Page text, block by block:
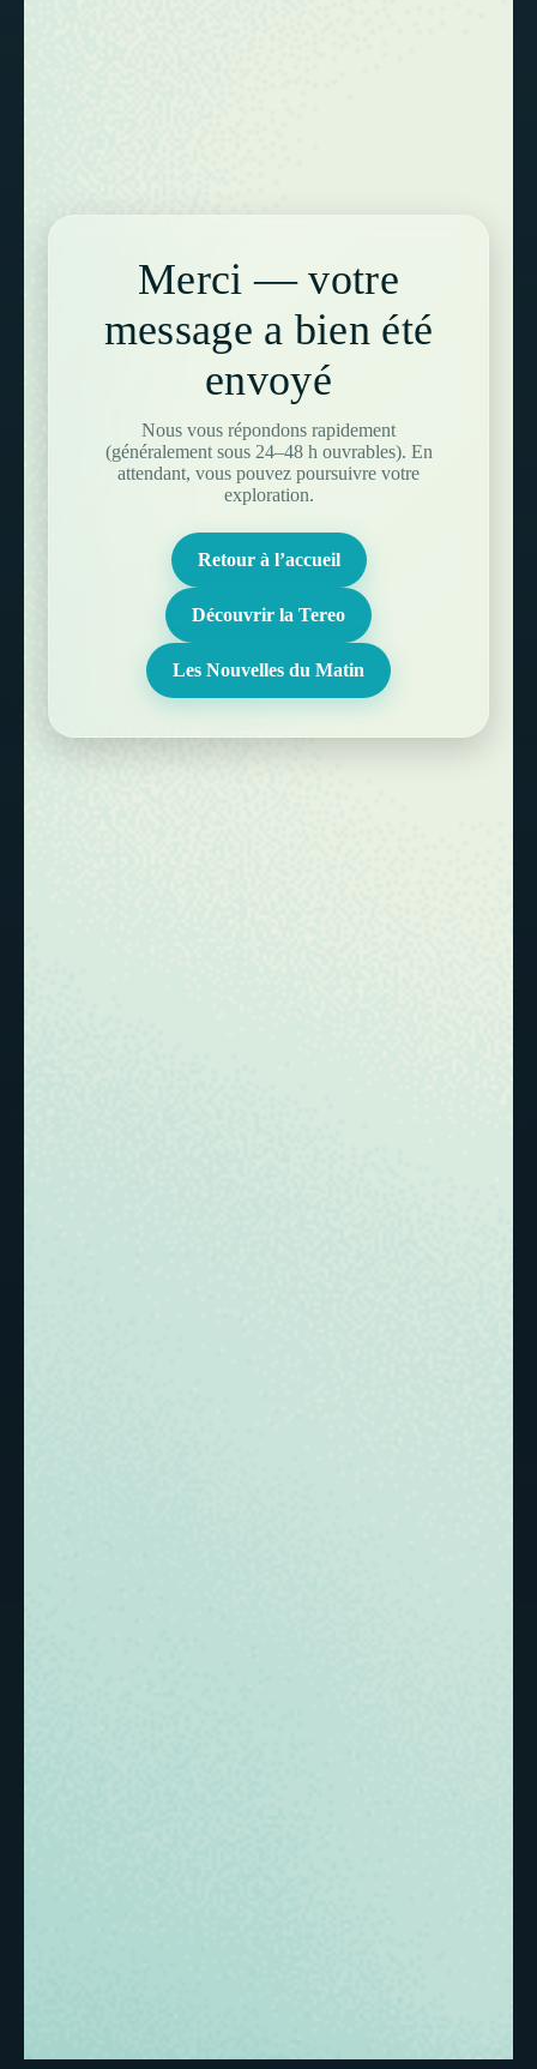
Merci — votre
message a bien été
envoyé
Nous vous répondons rapidement
(généralement sous 24–48 h ouvrables). En
attendant, vous pouvez poursuivre votre
exploration.
Retour à l’accueil
Découvrir la Tereo
Les Nouvelles du Matin